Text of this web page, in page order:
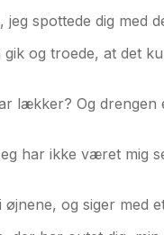
jeg spottede dig
og troede, at det
lækker? Og drengen
har ikke været mig
og siger med